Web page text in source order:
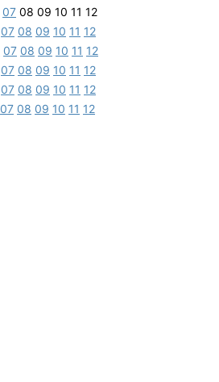
07 08 09 10 11 12
07 08 09 10 11 12
07 08 09 10 11 12
07 08 09 10 11 12
07 08 09 10 11 12
07 08 09 10 11 12